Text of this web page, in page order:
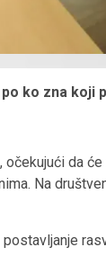
ko zna koji
da
Na